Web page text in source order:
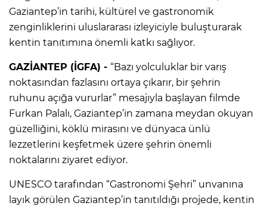
Gaziantep’in tarihi, kültürel ve gastronomik
zenginliklerini uluslararası izleyiciyle buluşturarak
kentin tanıtımına önemli katkı sağlıyor.
GAZİANTEP (İGFA) - “Bazı yolculuklar bir varış
noktasından fazlasını ortaya çıkarır, bir şehrin
ruhunu açığa vururlar” mesajıyla başlayan filmde
Furkan Palalı, Gaziantep’in zamana meydan okuyan
güzelliğini, köklü mirasını ve dünyaca ünlü
lezzetlerini keşfetmek üzere şehrin önemli
noktalarını ziyaret ediyor.
UNESCO tarafından “Gastronomi Şehri” unvanına
layık görülen Gaziantep’in tanıtıldığı projede, kentin